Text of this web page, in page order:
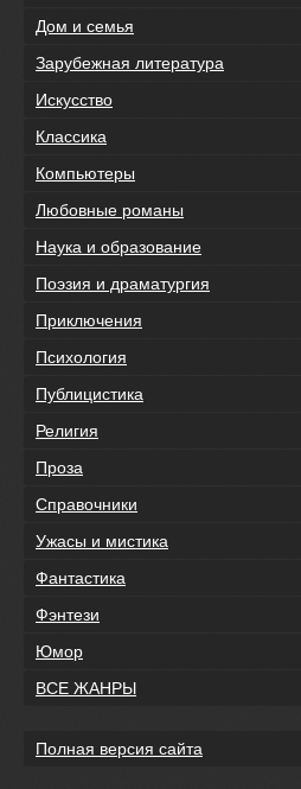
Дом и семья
Зарубежная литература
Искусство
Классика
Компьютеры
Любовные романы
Наука и образование
Поэзия и драматургия
Приключения
Психология
Публицистика
Религия
Проза
Справочники
Ужасы и мистика
Фантастика
Фэнтези
Юмор
ВСЕ ЖАНРЫ
Полная версия сайта